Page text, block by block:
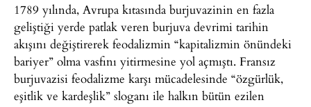
1789 yılında, Avrupa kıtasında burjuvazinin en fazla
geliştiği yerde patlak veren burjuva devrimi tarihin
akışını değiştirerek feodalizmin “kapitalizmin önündeki
bariyer” olma vasfını yitirmesine yol açmıştı. Fransız
burjuvazisi feodalizme karşı mücadelesinde “özgürlük,
eşitlik ve kardeşlik” sloganı ile halkın bütün ezilen